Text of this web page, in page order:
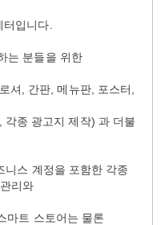
입니다.
는 분들을 위한
셔, 간판, 메뉴판, 포스터,
각종 광고지 제작) 과 더불
니스 계정을 포함한 각종
리와
마트 스토어는 물론